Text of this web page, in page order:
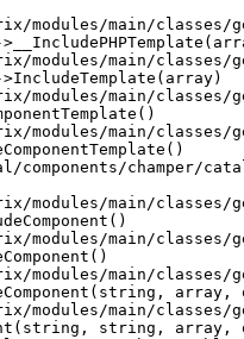
string, array,